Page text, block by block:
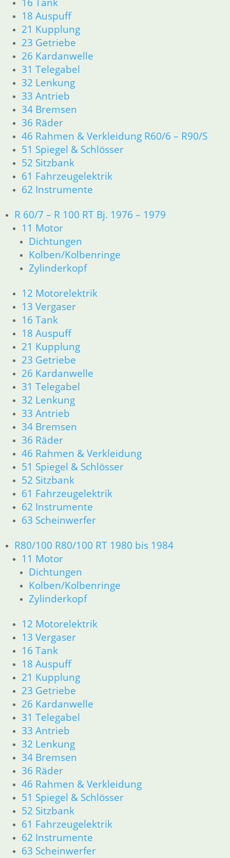
18 Auspuff
21 Kupplung
23 Getriebe
26 Kardanwelle
31 Telegabel
32 Lenkung
33 Antrieb
34 Bremsen
36 Räder
46 Rahmen & Verkleidung R60/6 – R90/S
51 Spiegel & Schlösser
52 Sitzbank
61 Fahrzeugelektrik
62 Instrumente
R 60/7 – R 100 RT Bj. 1976 – 1979
11 Motor
Dichtungen
Kolben/Kolbenringe
Zylinderkopf
12 Motorelektrik
13 Vergaser
16 Tank
18 Auspuff
21 Kupplung
23 Getriebe
26 Kardanwelle
31 Telegabel
32 Lenkung
33 Antrieb
34 Bremsen
36 Räder
46 Rahmen & Verkleidung
51 Spiegel & Schlösser
52 Sitzbank
61 Fahrzeugelektrik
62 Instrumente
63 Scheinwerfer
R80/100 R80/100 RT 1980 bis 1984
11 Motor
Dichtungen
Kolben/Kolbenringe
Zylinderkopf
12 Motorelektrik
13 Vergaser
16 Tank
18 Auspuff
21 Kupplung
23 Getriebe
26 Kardanwelle
31 Telegabel
33 Antrieb
32 Lenkung
34 Bremsen
36 Räder
46 Rahmen & Verkleidung
51 Spiegel & Schlösser
52 Sitzbank
61 Fahrzeugelektrik
62 Instrumente
63 Scheinwerfer
26 Kardanwelle
31 Telegabel
32 Lenkung
33 Antrieb
34 Bremsen
36 Räder
46 Rahmen & Verkleidung
51 Spiegel & Schlösser
52 Sitzbank
61 Fahrzeugelektrik
62 Instrumente
63 Scheinwerfer
R60/6 – R90/S
11 Motor
Dichtungen
Zylinderkopf
12 Motorelektrik
13 Vergaser
16 Tank
18 Auspuff
21 Kupplung
26 Kardanwelle
31 Telegabel
32 Lenkung
33 Antrieb
34 Bremsen
36 Räder
46 Rahmen & Verkleidung R60/6 – R90/S
51 Spiegel & Schlösser
52 Sitzbank
61 Fahrzeugelektrik
62 Instrumente
R 60/7 – R 100 RT Bj. 1976 – 1979
11 Motor
Dichtungen
Kolben/Kolbenringe
Zylinderkopf
12 Motorelektrik
13 Vergaser
16 Tank
18 Auspuff
23 Getriebe
26 Kardanwelle
31 Telegabel
32 Lenkung
33 Antrieb
34 Bremsen
46 Rahmen & Verkleidung
51 Spiegel & Schlösser
52 Sitzbank
61 Fahrzeugelektrik
62 Instrumente
63 Scheinwerfer
R80/100 R80/100 RT 1980 bis 1984
11 Motor
Dichtungen
Kolben/Kolbenringe
Zylinderkopf
12 Motorelektrik
13 Vergaser
16 Tank
18 Auspuff
21 Kupplung
23 Getriebe
26 Kardanwelle
31 Telegabel
33 Antrieb